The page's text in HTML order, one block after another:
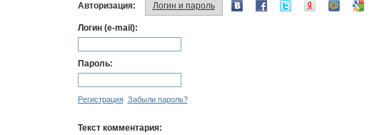
Авторизация: Логин и пароль
Логин (e-mail):
Пароль:
Регистрация Забыли пароль?
Текст комментария: